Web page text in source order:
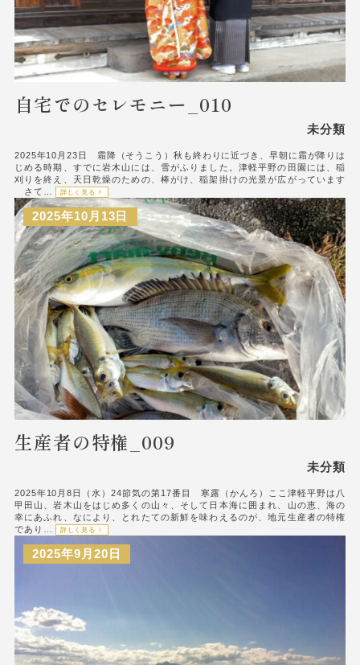
自宅でのセレモニー_010
未分類
2025年10月23日 霜降（そうこう）秋も終わりに近づき、早朝に霜が降りは
じめる時期、すでに岩木山には、雪がふりました。津軽平野の田園には、稲
刈りを終え、天日乾燥のための、棒がけ、稲架掛けの光景が広がっています
さて…
詳しく見る
2025年10月13日
生産者の特権_009
未分類
2025年10月8日（水）24節気の第17番目 寒露（かんろ）ここ津軽平野は八
甲田山、岩木山をはじめ多くの山々、そして日本海に囲まれ、山の恵、海の
幸にあふれ、なにより、とれたての新鮮を味わえるのが、地元生産者の特権
であり…
詳しく見る
2025年9月20日